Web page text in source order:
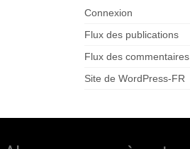
Connexion
Flux des publications
Flux des commentaires
Site de WordPress-FR